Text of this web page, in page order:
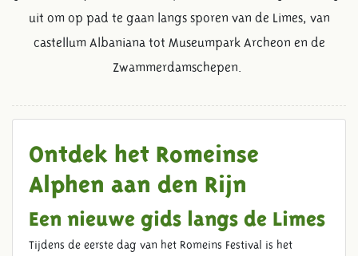
uit om op pad te gaan langs sporen van de Limes, van
castellum Albaniana tot Museumpark Archeon en de
Zwammerdamschepen.
Ontdek het Romeinse
Alphen aan den Rijn
Een nieuwe gids langs de Limes
Tijdens de eerste dag van het Romeins Festival is het